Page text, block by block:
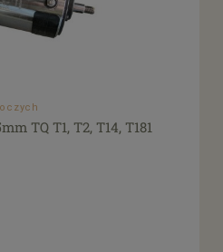
TQ T1, T2, T14, T181